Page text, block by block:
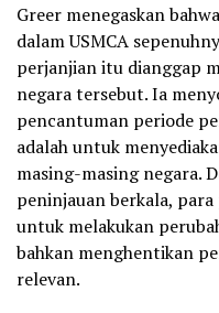
Greer menegaskan
dalam USMCA
perjanjian itu dianggap
negara tersebut. Ia
pencantuman periode
adalah untuk
masing-masing negara.
peninjauan berkala,
untuk melakukan
bahkan menghentikan
relevan.